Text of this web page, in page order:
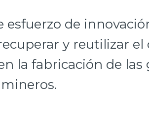
de
y reutilizar el
la fabricación de las